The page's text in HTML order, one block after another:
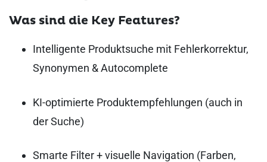
Was sind die Key Features?
Intelligente Produktsuche mit Fehlerkorrektur,
Synonymen & Autocomplete
KI-optimierte Produktempfehlungen (auch in
der Suche)
Smarte Filter + visuelle Navigation (Farben,